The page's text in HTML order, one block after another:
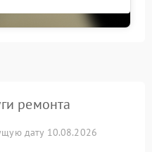
ремонта
дату 10.08.2026